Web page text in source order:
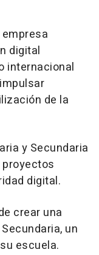
digital
internacional
de la
y Secundaria
digital.
crear una
un
escuela.